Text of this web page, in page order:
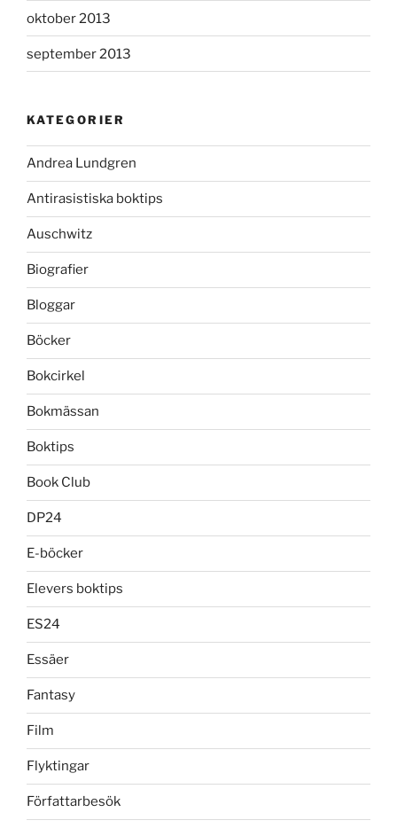
oktober 2013
september 2013
KATEGORIER
Andrea Lundgren
Antirasistiska boktips
Auschwitz
Biografier
Bloggar
Böcker
Bokcirkel
Bokmässan
Boktips
Book Club
DP24
E-böcker
Elevers boktips
ES24
Essäer
Fantasy
Film
Flyktingar
Författarbesök